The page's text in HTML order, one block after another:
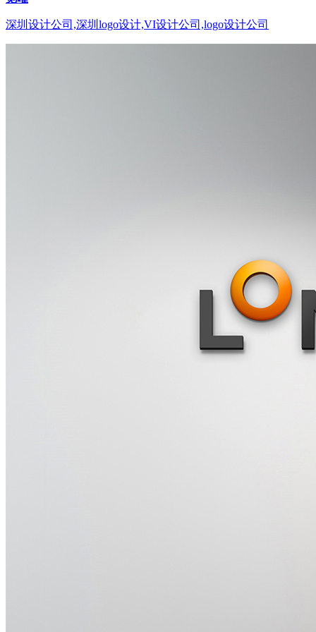
深圳设计公司,深圳logo设计,VI设计公司,logo设计公司